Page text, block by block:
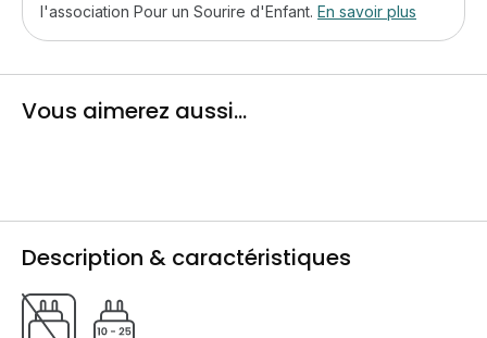
l'association Pour un Sourire d'Enfant. En savoir plus
Vous aimerez aussi...
Description & caractéristiques